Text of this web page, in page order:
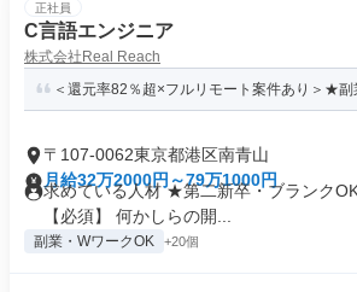
正社員
C言語エンジニア
株式会社Real Reach
＜還元率82％超×フルリモート案件あり＞★
〒107-0062東京都港区南青山
月給32万2000円～79万1000円
求めている人材 ★第二新卒・ブランク
【必須】 何かしらの開...
副業・WワークOK +20個